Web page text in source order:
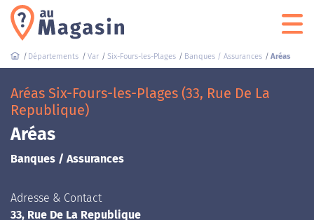
Départements Var Six-Fours-les-Plages Banques / Assurances Aréas
Aréas Six-Fours-les-Plages (33, Rue De La
Republique)
Aréas
Banques / Assurances
Adresse & Contact
33, Rue De La Republique